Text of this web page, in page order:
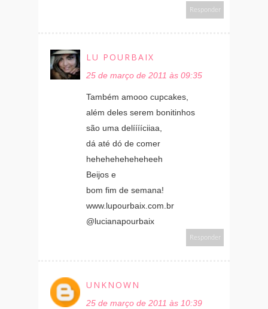
Responder
LU POURBAIX
25 de março de 2011 às 09:35
Também amooo cupcakes,
além deles serem bonitinhos
são uma delííííciiaa,
dá até dó de comer
heheheheheheheeh
Beijos e
bom fim de semana!
www.lupourbaix.com.br
@lucianapourbaix
Responder
UNKNOWN
25 de março de 2011 às 10:39